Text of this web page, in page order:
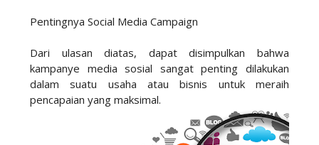
Pentingnya Social Media Campaign
Dari ulasan diatas, dapat disimpulkan bahwa
kampanye media sosial sangat penting dilakukan
dalam suatu usaha atau bisnis untuk meraih
pencapaian yang maksimal.